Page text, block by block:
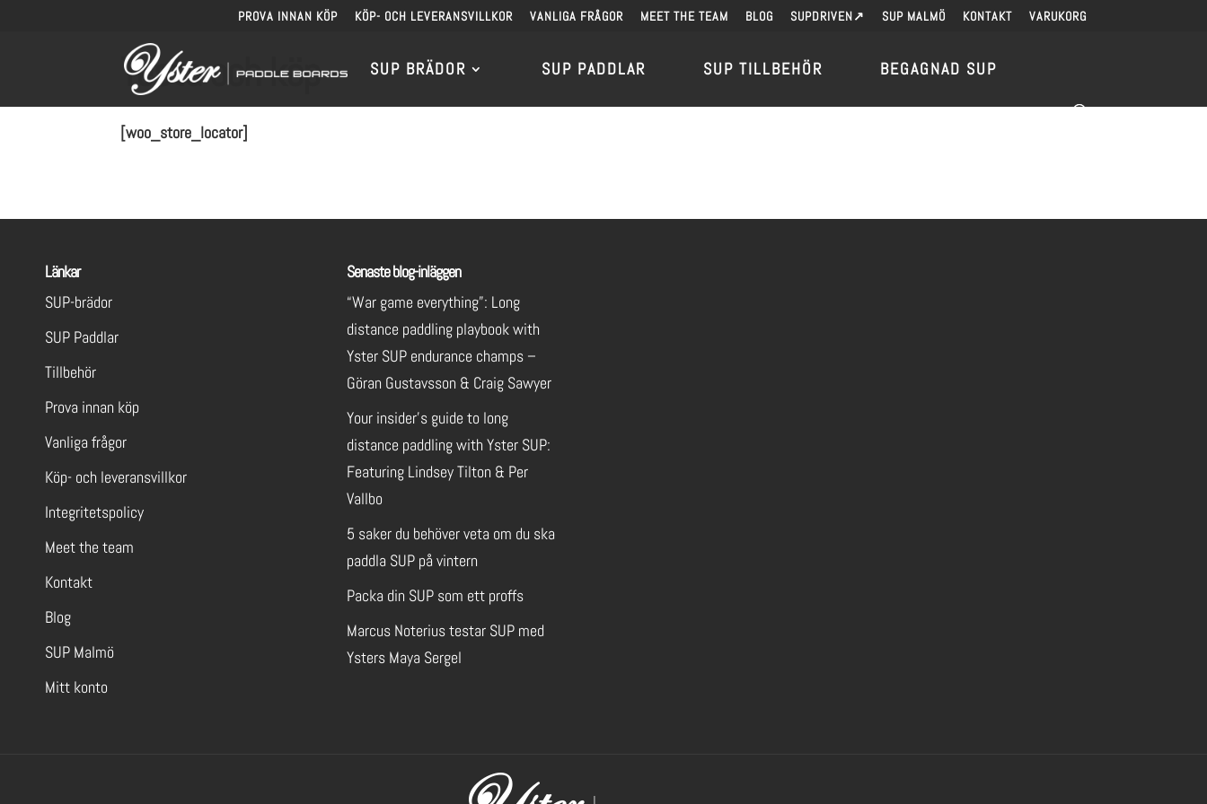
PROVA INNAN KÖP KÖP- OCH LEVERANSVILLKOR VANLIGA FRÅGOR MEET THE TEAM BLOG SUPDRIVEN↗ SUP MALMÖ KONTAKT VARUKORG
SUP BRÄDOR SUP PADDLAR SUP TILLBEHÖR BEGAGNAD SUP
Testa och köp
[woo_store_locator]
Länkar
SUP-brädor
SUP Paddlar
Tillbehör
Prova innan köp
Vanliga frågor
Köp- och leveransvillkor
Integritetspolicy
Meet the team
Kontakt
Blog
SUP Malmö
Mitt konto
Senaste blog-inläggen
“War game everything”: Long
distance paddling playbook with
Yster SUP endurance champs –
Göran Gustavsson & Craig Sawyer
Your insider’s guide to long
distance paddling with Yster SUP:
Featuring Lindsey Tilton & Per
Vallbo
5 saker du behöver veta om du ska
paddla SUP på vintern
Packa din SUP som ett proffs
Marcus Noterius testar SUP med
Ysters Maya Sergel